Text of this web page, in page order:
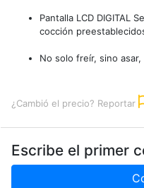
Pantalla LCD DIGITAL
cocción
No solo freír, sino
¿Cambió el precio? Reportar
Escribe el primer